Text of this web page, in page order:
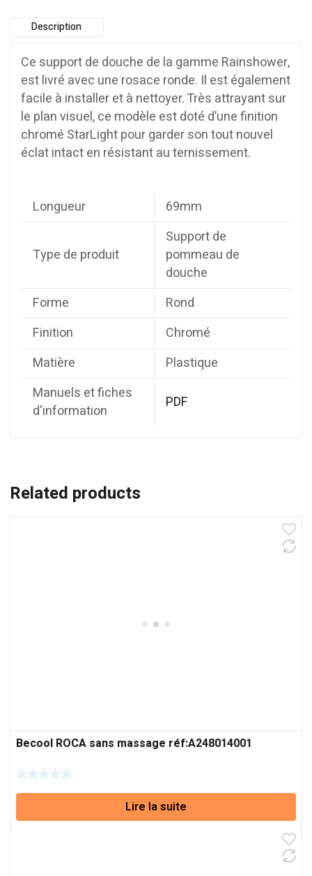
Description
Ce support de douche de la gamme Rainshower,
est livré avec une rosace ronde. Il est également
facile à installer et à nettoyer. Très attrayant sur
le plan visuel, ce modèle est doté d’une finition
chromé StarLight pour garder son tout nouvel
éclat intact en résistant au ternissement.
Longueur 69mm
Type de produit
Support de
pommeau de
douche
Forme
Rond
Finition
Chromé
Matière
Plastique
Manuels et fiches
d'information
PDF
Related products
Becool ROCA sans massage réf:A248014001
Lire la suite